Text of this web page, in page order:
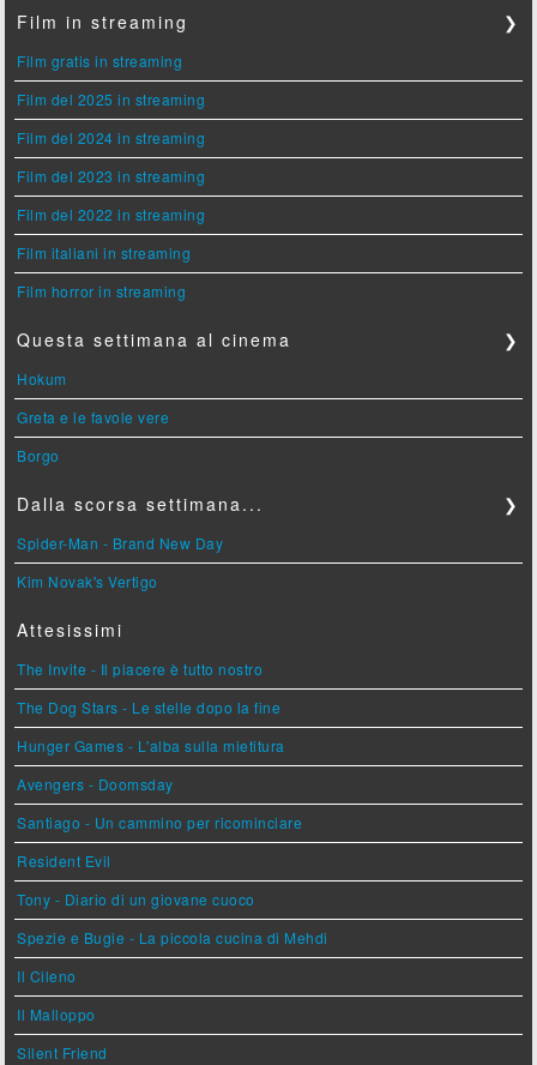
Film in streaming ❯
Film gratis in streaming
Film del 2025 in streaming
Film del 2024 in streaming
Film del 2023 in streaming
Film del 2022 in streaming
Film italiani in streaming
Film horror in streaming
Questa settimana al cinema ❯
Hokum
Greta e le favole vere
Borgo
Dalla scorsa settimana... ❯
Spider-Man - Brand New Day
Kim Novak's Vertigo
Attesissimi
The Invite - Il piacere è tutto nostro
The Dog Stars - Le stelle dopo la fine
Hunger Games - L'alba sulla mietitura
Avengers - Doomsday
Santiago - Un cammino per ricominciare
Resident Evil
Tony - Diario di un giovane cuoco
Spezie e Bugie - La piccola cucina di Mehdi
Il Cileno
Il Malloppo
Silent Friend